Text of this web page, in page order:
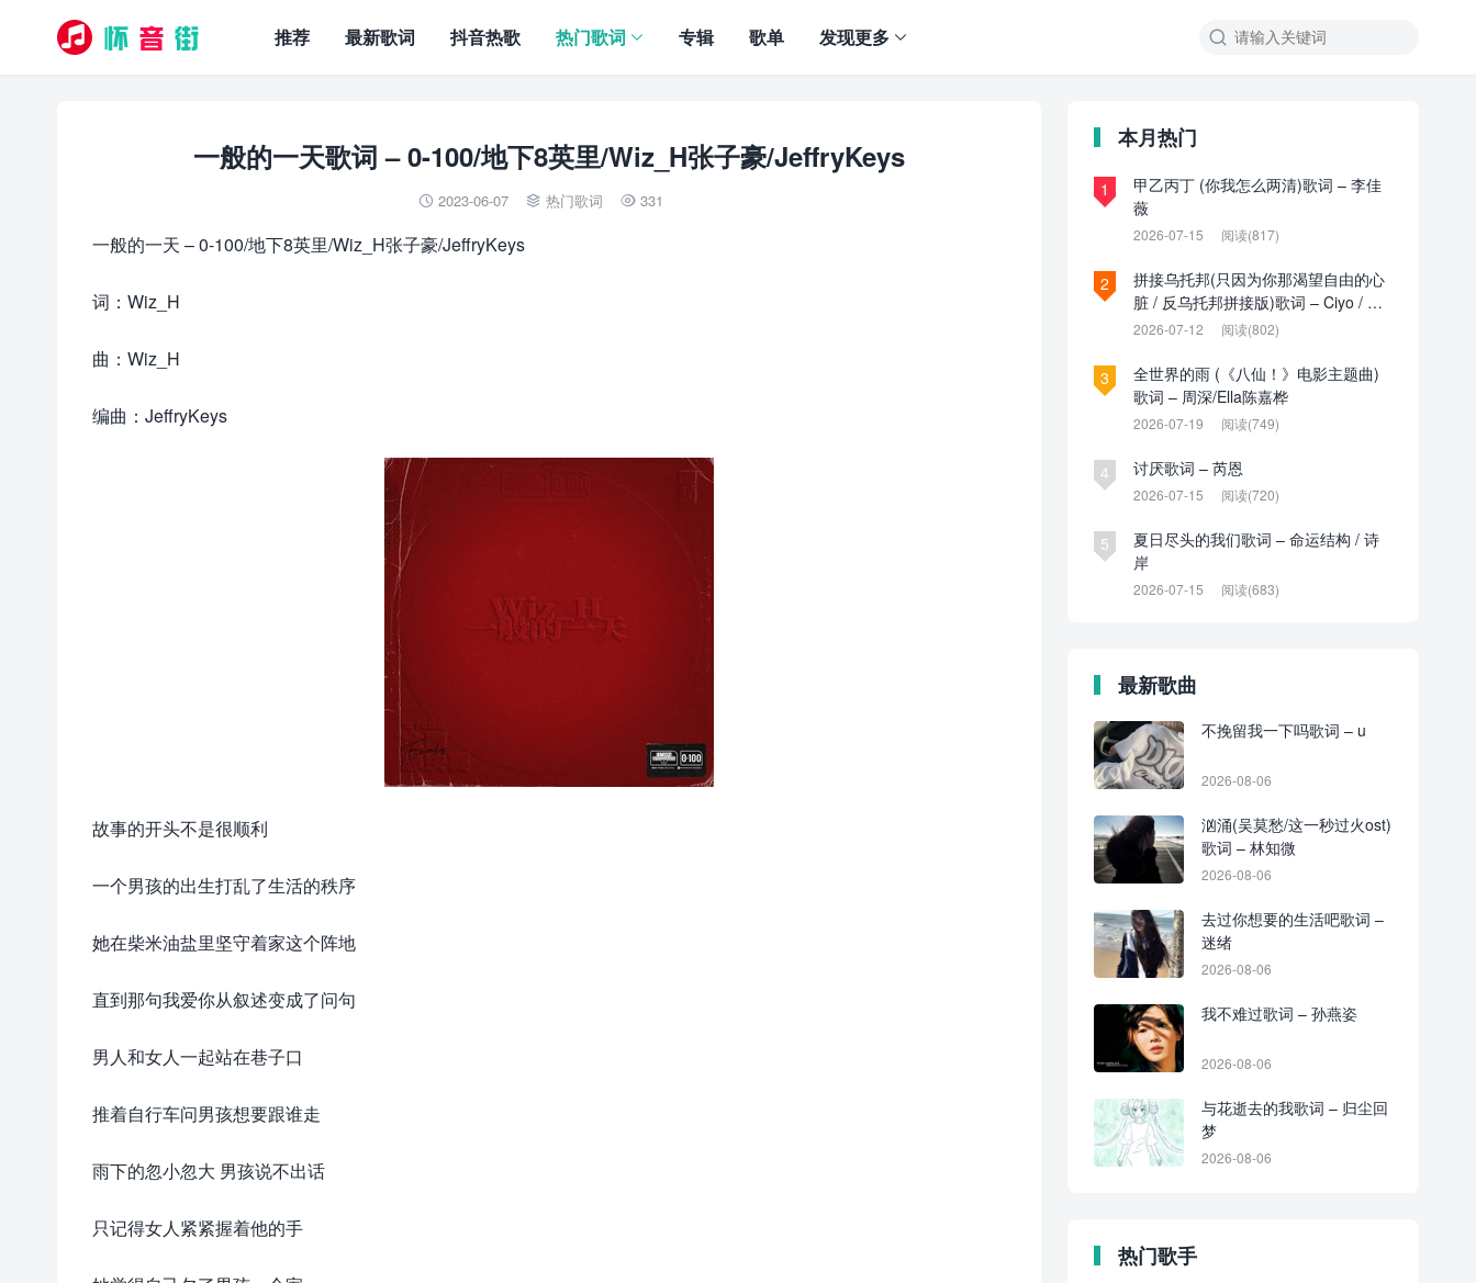

推荐 最新歌词 抖音热歌 热门歌词 专辑 歌单 发现更多
一般的一天歌词 – 0-100/地下8英里/Wiz_H张子豪/JeffryKeys
 2023-06-07  热门歌词  331
一般的一天 – 0-100/地下8英里/Wiz_H张子豪/JeffryKeys
词：Wiz_H
曲：Wiz_H
编曲：JeffryKeys
故事的开头不是很顺利
一个男孩的出生打乱了生活的秩序
她在柴米油盐里坚守着家这个阵地
直到那句我爱你从叙述变成了问句
男人和女人一起站在巷子口
推着自行车问男孩想要跟谁走
雨下的忽小忽大 男孩说不出话
只记得女人紧紧握着他的手
本月热门
1
甲乙丙丁 (你我怎么两清)歌词 – 李佳
薇
2026-07-15 阅读(817)
2
拼接乌托邦(只因为你那渴望自由的心
脏 / 反乌托邦拼接版)歌词 – Ciyo / 见
过夏天P / 乌托邦P
2026-07-12 阅读(802)
3
全世界的雨 (《八仙！》电影主题曲)
歌词 – 周深/Ella陈嘉桦
2026-07-19 阅读(749)
4 讨厌歌词 – 芮恩
2026-07-15 阅读(720)
5
夏日尽头的我们歌词 – 命运结构 / 诗
岸
2026-07-15 阅读(683)
最新歌曲
不挽留我一下吗歌词 – u
2026-08-06
汹涌(吴莫愁/这一秒过火ost)
歌词 – 林知微
2026-08-06
去过你想要的生活吧歌词 –
迷绪
2026-08-06
我不难过歌词 – 孙燕姿
2026-08-06
与花逝去的我歌词 – 归尘回
梦
2026-08-06
热门歌手